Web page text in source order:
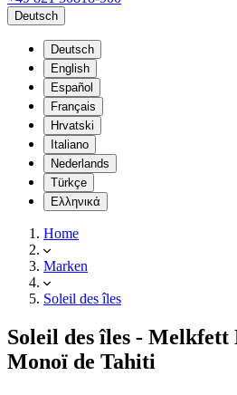
Deutsch
Deutsch
English
Español
Français
Hrvatski
Italiano
Nederlands
Türkçe
Ελληνικά
Home
Marken
Soleil des îles
Soleil des îles - Melkfett
Monoï de Tahiti